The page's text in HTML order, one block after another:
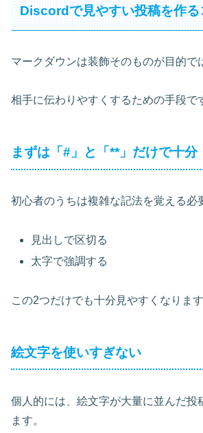
Discordで見やすい投稿を作る
マークダウンは装飾そのものが目的で
相手に伝わりやすくするための手段で
まずは「#」と「**」だけで十分
初心者のうちは複雑な記法を覚える必
見出しで区切る
太字で強調する
この2つだけでも十分見やすくなります
絵文字を使いすぎない
個人的には、絵文字が大量に並んだ投
ます。